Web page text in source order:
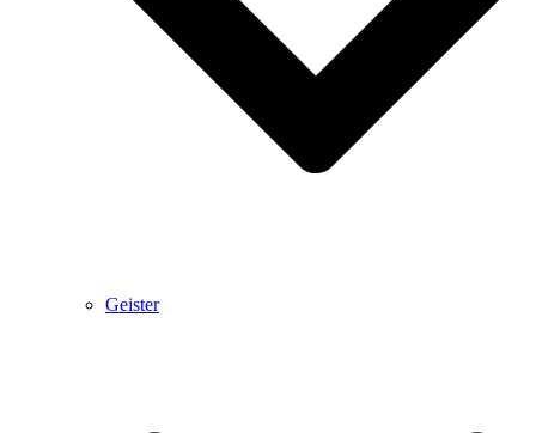
Geister